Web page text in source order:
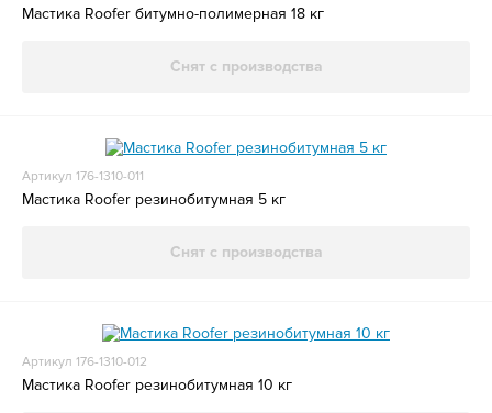
Мастика Roofer битумно-полимерная 18 кг
Снят с производства
Артикул 176-1310-011
Мастика Roofer резинобитумная 5 кг
Снят с производства
Артикул 176-1310-012
Мастика Roofer резинобитумная 10 кг